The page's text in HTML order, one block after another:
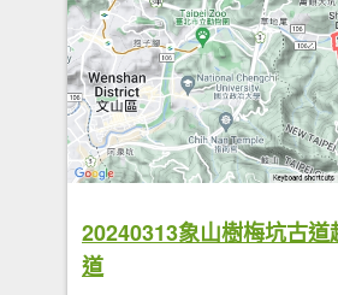
20240313象山樹梅坑古
道